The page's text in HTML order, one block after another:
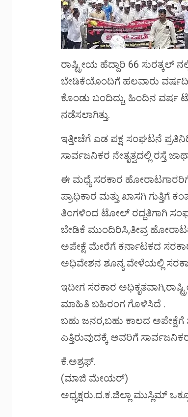
ರಾಷ್ಟ್ರೀಯ ಹೆದ್ದಾರಿ 66 ಸುರತ್ಕಲ್
ಬೇಡಿಕೆಯೊಂದಿಗೆ ಹಲವಾರು
ಕೊಂಡು ಬಂದಿದ್ದು, ಹಿಂದಿನ ವರ್ಷ
ನಡೆಸಲಾಗಿತ್ತು.
ಇತ್ತೀಚೆಗೆ ಎಡ ಪಕ್ಷ ಸಂಘಟನೆ
ಸಾರ್ವಜನಿಕರ ನೇತೃತ್ವದಲ್ಲಿ ರಸ್ತೆ
ಈ ಮಧ್ಯೆ ಸರಕಾರ ಹೋರಾಟಗಾರರಿಗೆ
ಪ್ರಾಧಿಕಾರ ಮತ್ತು ಖಾಸಗಿ ಗುತ್ತಿಗೆ
ತಿಂಗಳಿಂದ ಟೋಲ್ ರದ್ದತಿಗಾಗಿ
ಬೇಡಿಕೆ ಮುಂದಿರಿಸಿ,ತೀವ್ರ
ಅಪೇಕ್ಷೆ ಮೇರೆಗೆ ಕರ್ನಾಟಕದ
ಅಧಿವೇಶನ ಶೂನ್ಯ ವೇಳೆಯಲ್ಲಿ
ಇದೀಗ ಸರಕಾರ
ಮಾಹಿತಿ ಬಹಿರಂಗ ಗೊಳಿಸಿದೆ .
ಬಹು ಜನರ,ಬಹು ಕಾಲದ ಅಪೇಕ್ಷೆಗೆ
ಎತ್ತಿರುವುದಕ್ಕೆ ಅವರಿಗೆ
ಕೆ.ಅಶ್ರಫ್.
(ಮಾಜಿ ಮೇಯರ್)
ಅಧ್ಯಕ್ಷರು.ದ.ಕ.ಜಿಲ್ಲಾ ಮುಸ್ಲಿಮ್